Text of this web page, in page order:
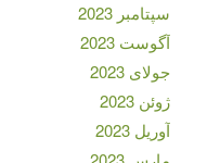
سپتامبر 2023
آگوست 2023
جولای 2023
ژوئن 2023
آوریل 2023